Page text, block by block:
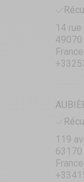
14
49070
France
119
France